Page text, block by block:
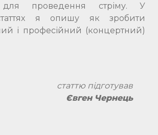
для проведення стріму. У
я опишу як зробити
і професійний (концертний)
статтю підготував
Євген Чернець